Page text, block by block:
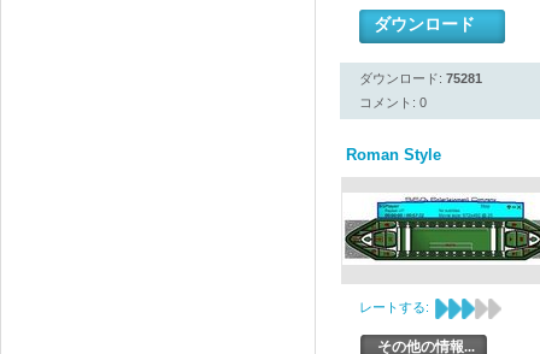
ダウンロード
ダウンロード: 75281
コメント: 0
Roman Style
レートする:
その他の情報...